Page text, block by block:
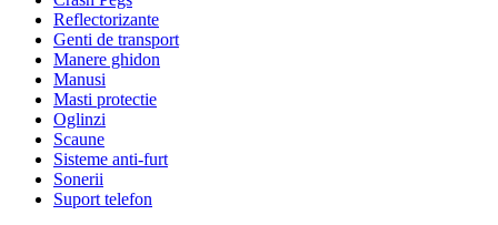
Reflectorizante
Genti de transport
Manere ghidon
Manusi
Masti protectie
Oglinzi
Scaune
Sisteme anti-furt
Sonerii
Suport telefon